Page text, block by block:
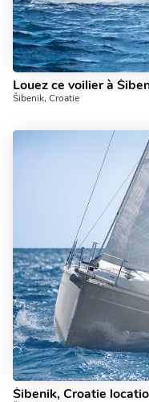
Šibenik, Croatie
Šibenik, Croatie